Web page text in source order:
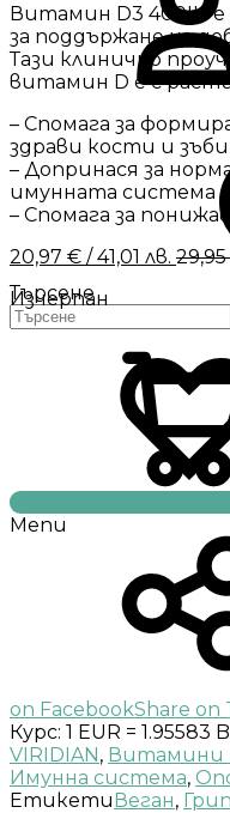
Търсене
Menu
Витамин D3 400IU
за поддържане на
Тази клинично
витамин D е с
– Спомага за
здрави кости и зъби
– Допринася за
имунната система
– Спомага за
20,97 € / 41,01 лв. 29,95
Изчерпан
on FacebookShare on
Курс: 1 EUR = 1.95583
VIRIDIAN, Витамини
Имунна система,
ЕтикетиВеган,